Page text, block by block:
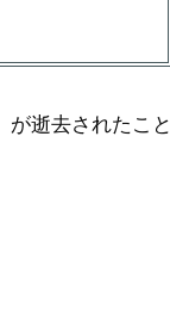
が逝去されたこと